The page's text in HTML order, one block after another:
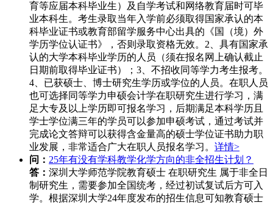
育等应届本科毕业生）及自学考试和网络教育届时可毕
业本科生。考生录取当年入学前必须取得国家承认的本
科毕业证书或教育部留学服务中心出具的《国（境）外
学历学位认证书》，否则录取资格无效。2、具有国家承
认的大学本科毕业学历的人员（须在报名网上确认截止
日期前取得毕业证书）；3、不招收同等学力考生报考。
4、已获硕士、博士研究生学历或学位的人员。在职人员
也可选择同等学力申硕会计学在职研究生进行学习，满
足大专及以上学历即可报名学习，后期满足本科学历且
学士学位满三年的学员可以参加申硕考试，通过考试并
完成论文答辩可以获得含金量高的硕士学位证书助力职
业发展，非常适合广大在职人员报名学习。 详情>
问： 25年有没有学科教学化学方向的非全招生计划？
答： 深圳大学师范学院教育硕士 在职研究生 属于非全日
制研究生，需要参加全国统考，经过初试复试后方可入
学。根据深圳大学24年度发布的招生信息可知教育硕士